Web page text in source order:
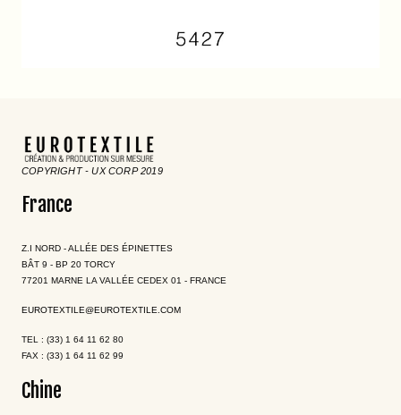
COPYRIGHT - UX CORP 2019
France
Z.I NORD - ALLÉE DES ÉPINETTES
BÂT 9 - BP 20 TORCY
77201 MARNE LA VALLÉE CEDEX 01 - FRANCE
EUROTEXTILE@EUROTEXTILE.COM
TEL : (33) 1 64 11 62 80
FAX : (33) 1 64 11 62 99
Chine